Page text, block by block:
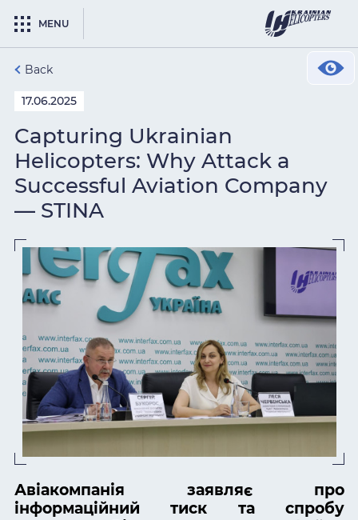
MENU
Back
17.06.2025
Capturing Ukrainian
Helicopters: Why Attack a
Successful Aviation Company
— STINA
Авіакомпанія заявляє про
інформаційний тиск та спробу